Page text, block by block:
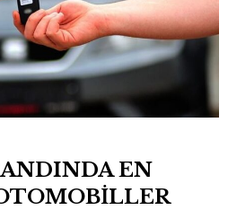
EN